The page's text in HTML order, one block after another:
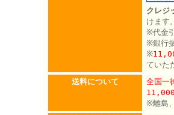
クレジ
けます
※代金
※銀行
※
ていた
送料について
全国一
※離島